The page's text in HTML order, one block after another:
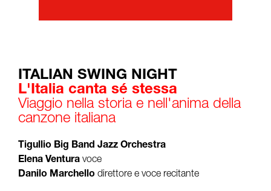
ITALIAN SWING NIGHT
L'Italia canta sé stessa
Viaggio nella storia e nell'anima della
canzone italiana
Tigullio Big Band Jazz Orchestra
Elena Ventura voce
Danilo Marchello direttore e voce recitante